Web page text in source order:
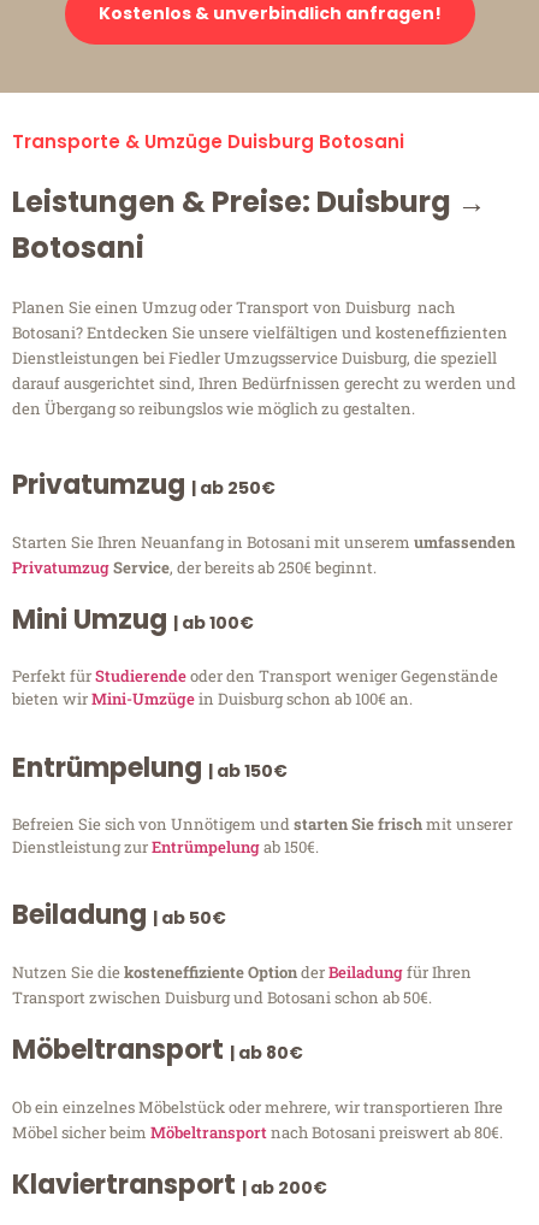
Kostenlos & unverbindlich anfragen!
Transporte & Umzüge Duisburg Botosani
Leistungen & Preise: Duisburg →
Botosani
Planen Sie einen Umzug oder Transport von Duisburg nach
Botosani? Entdecken Sie unsere vielfältigen und kosteneffizienten
Dienstleistungen bei Fiedler Umzugsservice Duisburg, die speziell
darauf ausgerichtet sind, Ihren Bedürfnissen gerecht zu werden und
den Übergang so reibungslos wie möglich zu gestalten.
Privatumzug | ab 250€
Starten Sie Ihren Neuanfang in Botosani mit unserem umfassenden
PrivatumzugService, der bereits ab 250€ beginnt.
Mini Umzug | ab 100€
Perfekt fürStudierendeoder den Transport weniger Gegenstände
bieten wirMini-Umzügein Duisburg schon ab 100€ an.
Entrümpelung | ab 150€
Befreien Sie sich von Unnötigem undstarten Sie frischmit unserer
Dienstleistung zurEntrümpelungab 150€.
Beiladung | ab 50€
Nutzen Sie diekosteneffiziente OptionderBeiladungfür Ihren
Transport zwischen Duisburg und Botosani schon ab 50€.
Möbeltransport | ab 80€
Ob ein einzelnes Möbelstück oder mehrere, wir transportieren Ihre
Möbel sicher beim Möbeltransportnach Botosani preiswert ab 80€.
Klaviertransport | ab 200€